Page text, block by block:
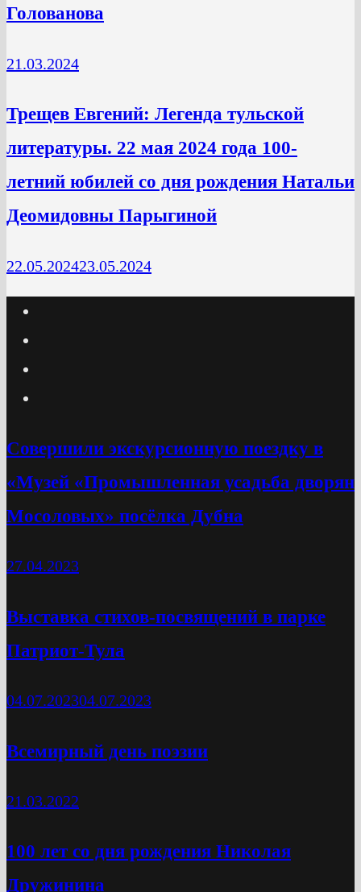
Голованова
21.03.2024
Трещев Евгений: Легенда тульской
литературы. 22 мая 2024 года 100-
летний юбилей со дня рождения Натальи
Деомидовны Парыгиной
22.05.202423.05.2024
Cовершили экскурсионную поездку в
«Музей «Промышленная усадьба дворян
Мосоловых» посёлка Дубна
27.04.2023
Выставка стихов-посвящений в парке
Патриот-Тула
04.07.202304.07.2023
Всемирный день поэзии
21.03.2022
100 лет со дня рождения Николая
Дружинина